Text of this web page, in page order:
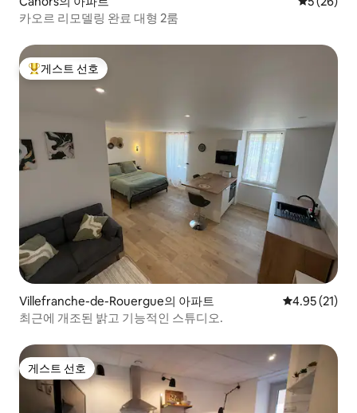
카오르 리모델링 완료 대형 2룸
상위 게스트 선호
게스트 선호
Villefranche-de-Rouergue의 아파트 평점 4.95점
4.95 (21)
최근에 개조된 밝고 기능적인 스튜디오.
게스트 선호
게스트 선호